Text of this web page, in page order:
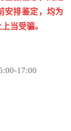
安排鉴定，均为
当受骗。
17:00